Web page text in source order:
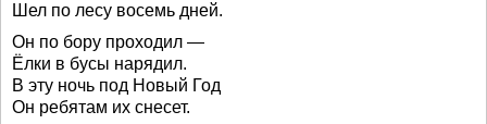
Шел по лесу восемь дней.
Он по бору проходил —
Ёлки в бусы нарядил.
В эту ночь под Новый Год
Он ребятам их снесет.